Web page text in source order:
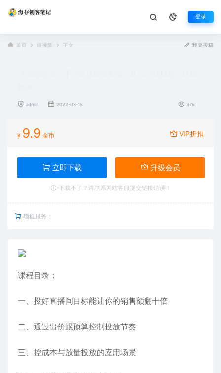
登录
首页 短视频 正文 我要投稿
admin 2022-03-15 375
¥ 9.9 金币 VIP折扣
立即下载 升级会员
下载不了？请联系网站客服提交链接错误！
增值服务：
课程目录：
一、投好直播间目标能让你的销售额翻十倍
二、通过出价跟预算控制投放节奏
三、控成本与放量投放的应用场景